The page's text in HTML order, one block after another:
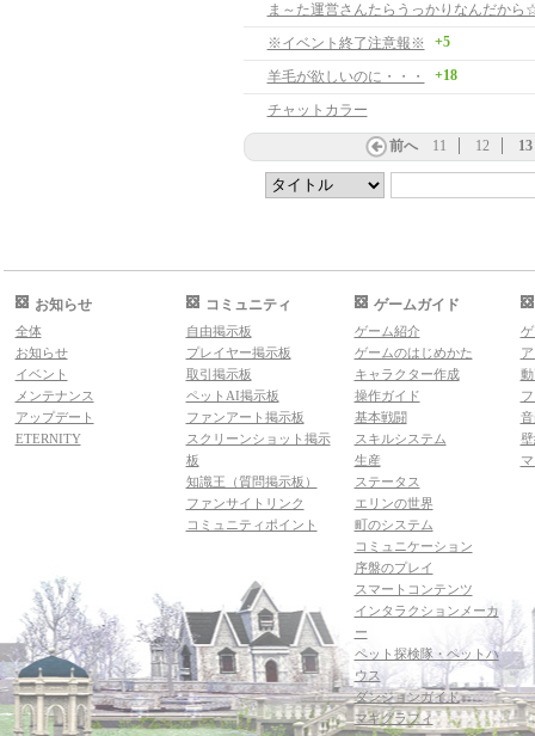
ま～た運営さんたらうっかりなんだから
※イベント終了注意報※
+5
羊毛が欲しいのに・・・ +18
チャットカラー
前へ 11 12 13
お知らせ
全体
お知らせ
イベント
メンテナンス
アップデート
ETERNITY
コミュニティ
自由掲示板
プレイヤー掲示板
取引掲示板
ペットAI掲示板
ファンアート掲示板
スクリーンショット掲示
板
知識王（質問掲示板）
ファンサイトリンク
コミュニティポイント
ゲームガイド
ゲーム紹介
ゲームのはじめかた
キャラクター作成
操作ガイド
基本戦闘
スキルシステム
生産
ステータス
エリンの世界
町のシステム
コミュニケーション
序盤のプレイ
スマートコンテンツ
インタラクションメーカ
ー
ペット探検隊・ペットハ
ウス
ダンジョンガイド
マギグラフィ